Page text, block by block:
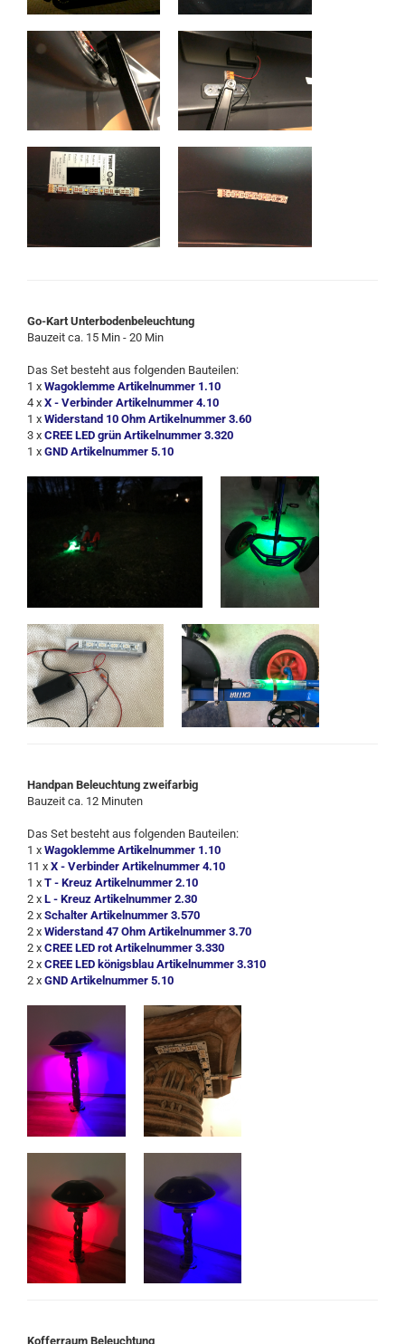
Go-Kart Unterbodenbeleuchtung
Bauzeit ca. 15 Min - 20 Min
Das Set besteht aus folgenden Bauteilen:
1 x Wagoklemme Artikelnummer 1.10
4 x X - Verbinder Artikelnummer 4.10
1 x Widerstand 10 Ohm Artikelnummer 3.60
3 x CREE LED grün Artikelnummer 3.320
1 x GND Artikelnummer 5.10
Handpan Beleuchtung zweifarbig
Bauzeit ca. 12 Minuten
Das Set besteht aus folgenden Bauteilen:
1 x Wagoklemme Artikelnummer 1.10
11 x X - Verbinder Artikelnummer 4.10
1 x T - Kreuz Artikelnummer 2.10
2 x L - Kreuz Artikelnummer 2.30
2 x Schalter Artikelnummer 3.570
2 x Widerstand 47 Ohm Artikelnummer 3.70
2 x CREE LED rot Artikelnummer 3.330
2 x CREE LED königsblau Artikelnummer 3.310
2 x GND Artikelnummer 5.10
Kofferraum Beleuchtung